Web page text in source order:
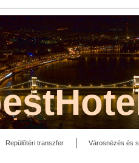
Repülőtéri transzfer Városnézés és